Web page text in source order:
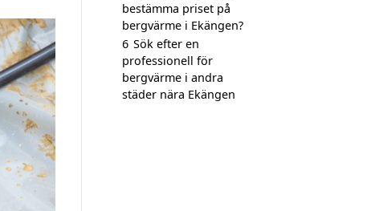
bestämma priset på
bergvärme i Ekängen?
6 Sök efter en
professionell för
bergvärme i andra
städer nära Ekängen